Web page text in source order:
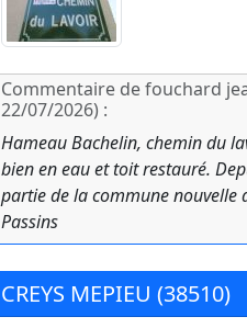
Commentaire de fouchard
22/07/2026) :
Hameau Bachelin, chemin du
bien en eau et toit restauré.
partie de la commune nouvelle
Passins
CREYS MEPIEU (38510)